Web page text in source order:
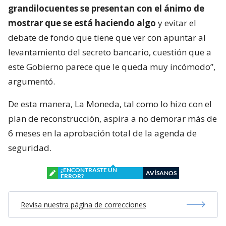
grandilocuentes se presentan con el ánimo de
mostrar que se está haciendo algo y evitar el
debate de fondo que tiene que ver con apuntar al
levantamiento del secreto bancario, cuestión que a
este Gobierno parece que le queda muy incómodo”,
argumentó.
De esta manera, La Moneda, tal como lo hizo con el
plan de reconstrucción, aspira a no demorar más de
6 meses en la aprobación total de la agenda de
seguridad.
¿ENCONTRASTE UN
ERROR?
AVÍSANOS
Revisa nuestra página de correcciones